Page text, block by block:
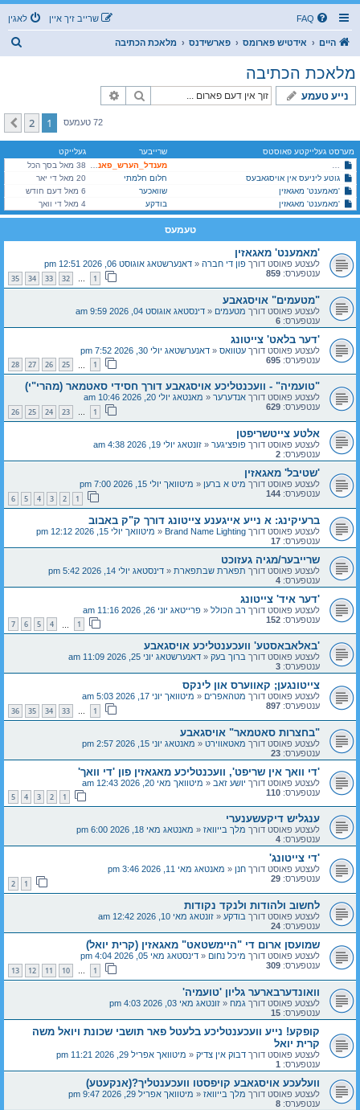
FAQ לאגין שרייב זיך איין
היים אידטיש פארומס פארשידנס מלאכת הכתיבה
מלאכת הכתיבה
נייע טעמע זוך
72 טעמעס 1
2
קומענדיגע
מערסט געלייקטע פאוסטס שרייבער
געלייקט
מענדל_הערש_פאנעט
38 מאל בסך הכל
גוטע ליניעס אין אויסגאבעס
חלום חלמתי
20 מאל די יאר
'מאמענט' מאגאזין
שוואכער
6 מאל דעם חודש
'מאמענט' מאגאזין
בודקע 4 מאל די וואך
טעמעס
'מאמענט' מאגאזין
לעצטע פאוסט דורך פון די חברה « דאנערשטאג אוגוסט 06, 2026 12:51 pm
ענטפערס: 859
1
…
32
33
34
35
"מטעמים" אויסגאבע
לעצטע פאוסט דורך מטעמים « דינסטאג אוגוסט 04, 2026 9:59 am
ענטפערס: 6
'דער בלאט' צייטונג
לעצטע פאוסט דורך עטוואס « דאנערשטאג יולי 30, 2026 7:52 pm
ענטפערס: 695
1
25
26
27
28
"טועמיה" - וועכנטליכע אויסגאבע דורך חסידי סאטמאר (מהרי"י)
לעצטע פאוסט דורך אנדערער « מאנטאג יולי 20, 2026 10:46 am
ענטפערס: 629
1
…
23
24
25
26
אלטע צייטשריפטן
לעצטע פאוסט דורך פופציגער « זונטאג יולי 19, 2026 4:38 am
ענטפערס: 2
'שטיבל' מאגאזין
לעצטע פאוסט דורך מיט א ברען « מיטוואך יולי 15, 2026 7:00 pm
ענטפערס: 144
1
2
3
4
5
6
ברעיקינג: א נייע אייגענע צייטונג דורך ק"ק באבוב
לעצטע פאוסט דורך Brand Name Lighting
« מיטוואך יולי 15, 2026 12:12 pm
ענטפערס: 17
שרייבער/מגיה געזוכט
לעצטע פאוסט דורך תפארת שבתפארת « דינסטאג יולי 14, 2026 5:42 pm
ענטפערס: 4
'דער איד' צייטונג
לעצטע פאוסט דורך רב הכולל « פרייטאג יוני 26, 2026 11:16 am
ענטפערס: 152
1
4
5
6
7
'באלאבאסטע' וועכענטליכע אויסגאבע
לעצטע פאוסט דורך ברוך בעק « דאנערשטאג יוני 25, 2026 11:09 am
ענטפערס: 3
צייטונגען; קאווערס און לינקס
לעצטע פאוסט דורך מטהאפרים « מיטוואך יוני 17, 2026 5:03 am
ענטפערס: 897
1
…
33
34
35
36
"בחצרות סאטמאר" אויסגאבע
לעצטע פאוסט דורך מאטאווירט « מאנטאג יוני 15, 2026 2:57 pm
ענטפערס: 23
'די וואך אין שריפט', וועכנטליכע מאגאזין פון 'די וואך'
לעצטע פאוסט דורך יושע זאב « מיטוואך מאי 20, 2026 12:43 am
ענטפערס: 110
1
2
3
4
5
ענגליש דיקעשענערי
לעצטע פאוסט דורך מלך בייוואז « מאנטאג מאי 18, 2026 6:00 pm
ענטפערס: 4
'די צייטונג'
לעצטע פאוסט דורך חנן « מאנטאג מאי 11, 2026 3:46 pm
ענטפערס: 29
1
2
לחשוב ולהודות ולנקד נקודות
לעצטע פאוסט דורך בודקע « זונטאג מאי 10, 2026 12:42 am
ענטפערס: 24
שמועסן ארום די "היימשטאט" מאגאזין (קרית יואל)
לעצטע פאוסט דורך מיכל נחום « דינסטאג מאי 05, 2026 4:04 pm
ענטפערס: 309
1
…
10
11
12
13
וואונדערבארער גליון 'טועמיה'
לעצטע פאוסט דורך גמח « זונטאג מאי 03, 2026 4:03 pm
ענטפערס: 15
קופקע! נייע וועכענטליכע בלעטל פאר תושבי שכונת ויואל משה
קרית יואל
לעצטע פאוסט דורך דבוק אין צדיק « מיטוואך אפריל 29, 2026 11:21 pm
ענטפערס: 1
וועלעכע אויסגאבע קויפסטו וועכענטליך?(אנקעטע)
לעצטע פאוסט דורך מלך בייוואז « מיטוואך אפריל 29, 2026 9:47 pm
ענטפערס: 8